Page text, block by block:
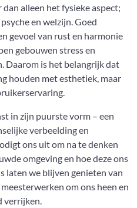
alleen het fysieke aspect;
en welzijn. Goed
gevoel van rust en harmonie
gebouwen stress en
Daarom is het belangrijk dat
houden met esthetiek, maar
in zijn puurste vorm – een
verbeelding en
ons uit om na te denken
omgeving en hoe deze ons
laten we blijven genieten van
om ons heen en
verrijken.